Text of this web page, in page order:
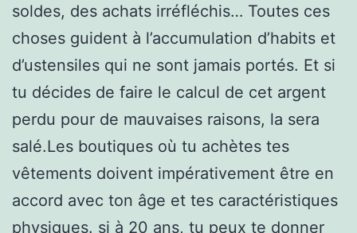
soldes, des achats irréfléchis… Toutes ces
choses guident à l’accumulation d’habits et
d’ustensiles qui ne sont jamais portés. Et si
tu décides de faire le calcul de cet argent
perdu pour de mauvaises raisons, la sera
salé.Les boutiques où tu achètes tes
vêtements doivent impérativement être en
accord avec ton âge et tes caractéristiques
physiques. si à 20 ans, tu peux te donner